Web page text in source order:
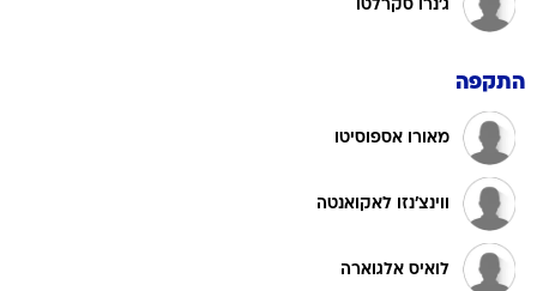
התקפה
ווינצ'נזו לאקואנטה
לואיס אלגוארה
מאסימו מארגיוטה